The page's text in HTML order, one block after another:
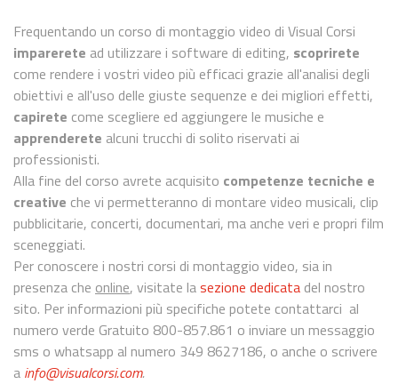
Frequentando un corso di montaggio video di Visual Corsi
imparerete ad utilizzare i software di editing, scoprirete
come rendere i vostri video più efficaci grazie all'analisi degli
obiettivi e all'uso delle giuste sequenze e dei migliori effetti,
capirete come scegliere ed aggiungere le musiche e
apprenderete alcuni trucchi di solito riservati ai
professionisti.
Alla fine del corso avrete acquisito competenze tecniche e
creative che vi permetteranno di montare video musicali, clip
pubblicitarie, concerti, documentari, ma anche veri e propri film
sceneggiati.
Per conoscere i nostri corsi di montaggio video, sia in
presenza che online, visitate lasezione dedicata del nostro
sito. Per informazioni più specifiche potete contattarci al
numero verde Gratuito 800-857.861 o inviare un messaggio
sms o whatsapp al numero 349 8627186, o anche o scrivere
a info@visualcorsi.com.